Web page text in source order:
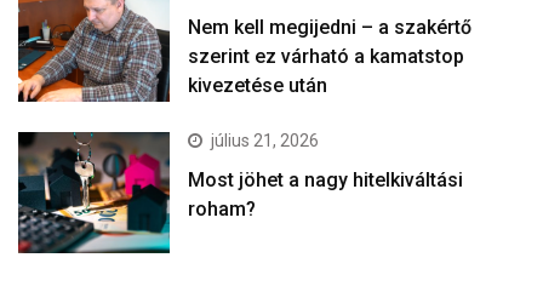
Nem kell megijedni – a szakértő
szerint ez várható a kamatstop
kivezetése után
július 21, 2026
Most jöhet a nagy hitelkiváltási
roham?